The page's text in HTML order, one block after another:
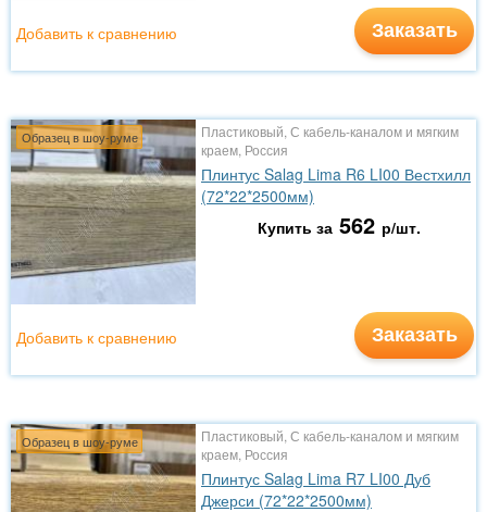
Заказать
Добавить к сравнению
Образец в шоу-руме
Пластиковый, С кабель-каналом и мягким
краем, Россия
Плинтус Salag Lima R6 LI00 Вестхилл
(72*22*2500мм)
Купить за 562 р/шт.
Заказать
Добавить к сравнению
Образец в шоу-руме
Пластиковый, С кабель-каналом и мягким
краем, Россия
Плинтус Salag Lima R7 LI00 Дуб
Джерси (72*22*2500мм)